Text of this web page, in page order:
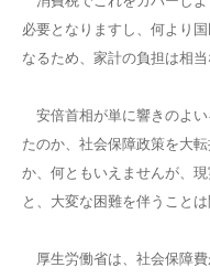
必要となりますし、何より
なるため、家計の負担は相当
安倍首相が単に響きのよ
たのか、社会保障政策を大
か、何ともいえませんが、
と、大変な困難を伴うことは
厚生労働省は、社会保障